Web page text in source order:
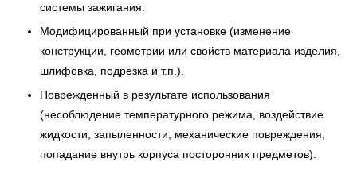
системы зажигания.
Модифицированный при установке (изменение
конструкции, геометрии или свойств материала изделия,
шлифовка, подрезка и т.п.).
Поврежденный в результате использования
(несоблюдение температурного режима, воздействие
жидкости, запыленности, механические повреждения,
попадание внутрь корпуса посторонних предметов).